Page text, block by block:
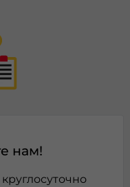
нам!